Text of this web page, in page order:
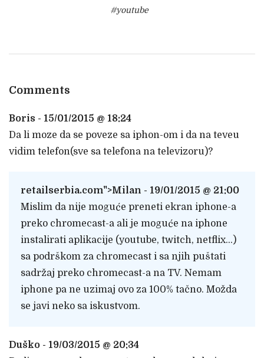
#youtube
Comments
Boris - 15/01/2015 @ 18:24
Da li moze da se poveze sa iphon-om i da na teveu
vidim telefon(sve sa telefona na televizoru)?
retailserbia.com">Milan - 19/01/2015 @ 21:00
Mislim da nije moguće preneti ekran iphone-a
preko chromecast-a ali je moguće na iphone
instalirati aplikacije (youtube, twitch, netflix…)
sa podrškom za chromecast i sa njih puštati
sadržaj preko chromecast-a na TV. Nemam
iphone pa ne uzimaj ovo za 100% tačno. Možda
se javi neko sa iskustvom.
Duško - 19/03/2015 @ 20:34